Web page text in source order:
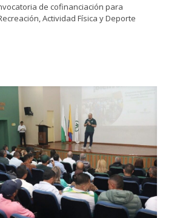
de cofinanciación para
Actividad Física y Deporte